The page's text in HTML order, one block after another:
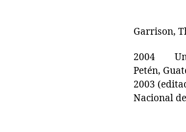
Garrison,
2004 Un
Petén,
2003
Nacional